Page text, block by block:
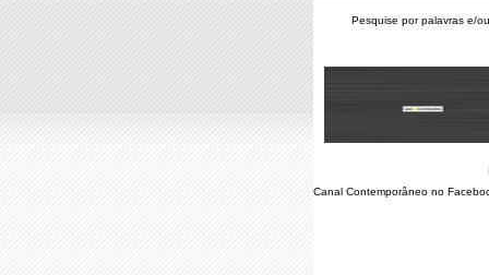
Pesquise por palavras e/
Canal Contemporâneo no